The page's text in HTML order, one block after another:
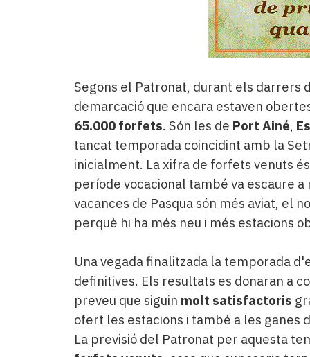
Segons el Patronat, durant els darrers
demarcació que encara estaven
65.000 forfets. Són les de Port Ainé,
tancat temporada coincidint amb la
inicialment. La xifra de forfets venuts
període vocacional també va escaure
vacances de Pasqua són més aviat, el
perquè hi ha més neu i més estacions
Una vegada finalitzada la temporada
definitives. Els resultats es donaran a
preveu que siguin molt satisfactoris
ofert les estacions i també a les ganes
La previsió del Patronat per aquesta